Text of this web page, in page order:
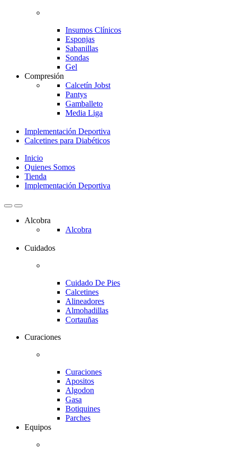
Insumos Clínicos
Esponjas
Sabanillas
Sondas
Gel
Compresión
Calcetín Jobst
Pantys
Gamballeto
Media Liga
Implementación Deportiva
Calcetines para Diabéticos
Inicio
Quienes Somos
Tienda
Implementación Deportiva
Alcobra
Alcobra
Cuidados
Cuidado De Pies
Calcetines
Alineadores
Almohadillas
Cortauñas
Curaciones
Curaciones
Apositos
Algodon
Gasa
Botiquines
Parches
Equipos